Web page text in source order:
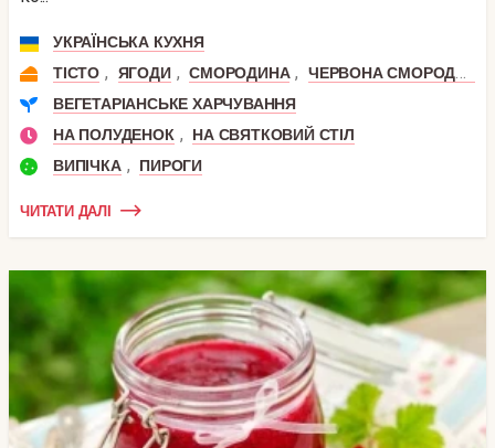
УКРАЇНСЬКА КУХНЯ
ТІСТО , ЯГОДИ , СМОРОДИНА ,
ЧЕРВОНА СМОРОДИНА
ВЕГЕТАРІАНСЬКЕ ХАРЧУВАННЯ
НА ПОЛУДЕНОК ,
НА СВЯТКОВИЙ СТІЛ
ВИПІЧКА , ПИРОГИ
ЧИТАТИ ДАЛІ